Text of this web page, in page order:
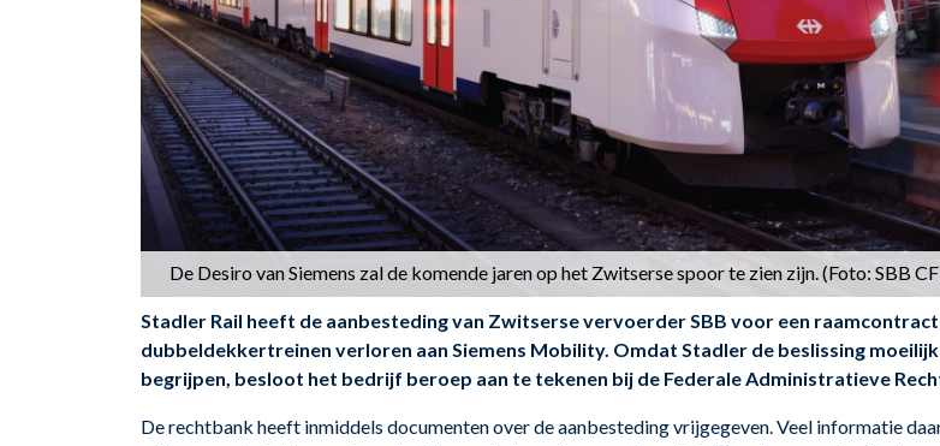
De Desiro van Siemens zal de komende jaren op het Zwitserse spoor te zien zijn. (Foto: SBB
Stadler Rail heeft de aanbesteding van Zwitserse vervoerder SBB voor een raamcontract
dubbeldekkertreinen verloren aan Siemens Mobility. Omdat Stadler de beslissing
begrijpen, besloot het bedrijf beroep aan te tekenen bij de Federale Administratieve
De rechtbank heeft inmiddels documenten over de aanbesteding vrijgegeven. Veel informatie